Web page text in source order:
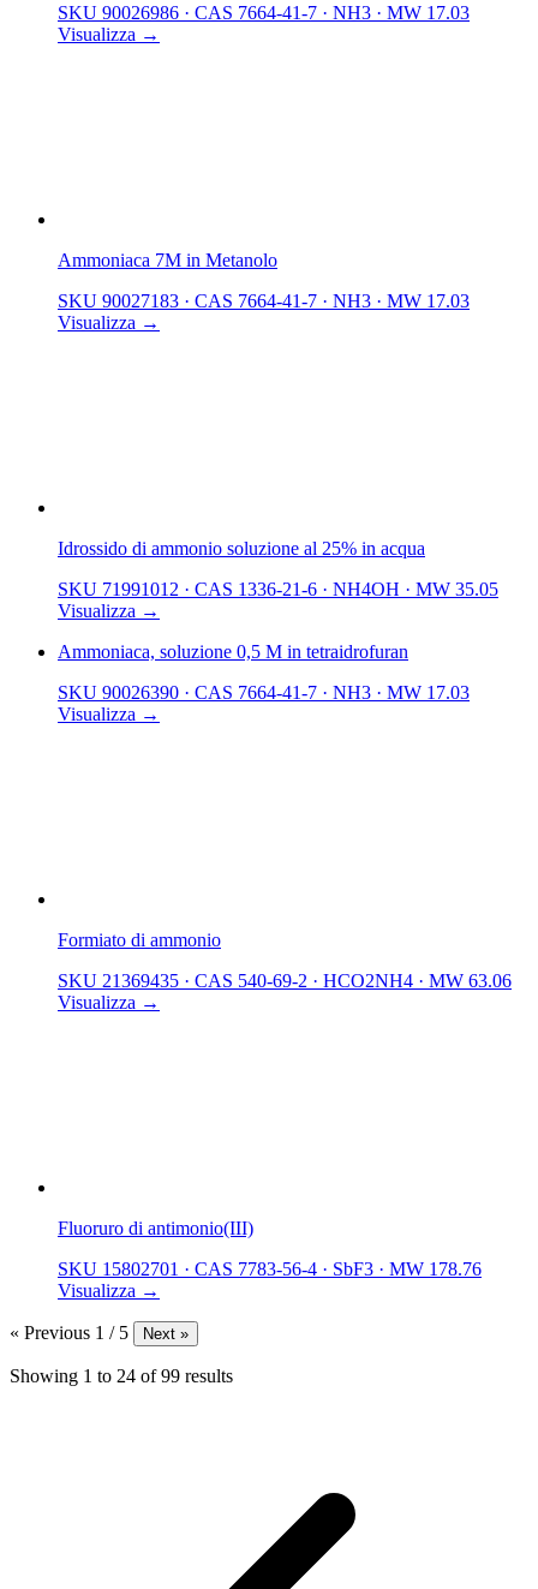
SKU 90026986 · CAS 7664-41-7 · NH3 · MW 17.03
Visualizza →
Ammoniaca 7M in Metanolo
SKU 90027183 · CAS 7664-41-7 · NH3 · MW 17.03
Visualizza →
Idrossido di ammonio soluzione al 25% in acqua
SKU 71991012 · CAS 1336-21-6 · NH4OH · MW 35.05
Visualizza →
Ammoniaca, soluzione 0,5 M in tetraidrofuran
SKU 90026390 · CAS 7664-41-7 · NH3 · MW 17.03
Visualizza →
Formiato di ammonio
SKU 21369435 · CAS 540-69-2 · HCO2NH4 · MW 63.06
Visualizza →
Fluoruro di antimonio(III)
SKU 15802701 · CAS 7783-56-4 · SbF3 · MW 178.76
Visualizza →
« Previous 1 / 5 Next »
Showing 1 to 24 of 99 results